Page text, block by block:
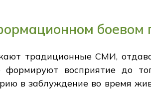
боевом
традиционные СМИ,
восприятие до
в заблуждение во время